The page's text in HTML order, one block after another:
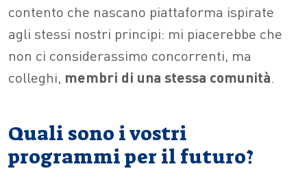
contento che nascano piattaforma ispirate
agli stessi nostri principi: mi piacerebbe che
non ci considerassimo concorrenti, ma
colleghi, membri di una stessa comunità.
Quali sono i vostri
programmi per il futuro?